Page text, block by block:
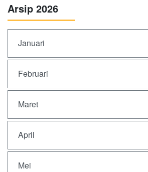
Arsip 2026
Januari
Februari
Maret
April
Mei